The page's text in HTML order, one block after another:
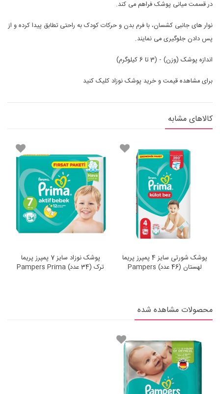
در قسمت میانی پوشک فراهم می کند.
نوار های جانبی کشسان، با فرم بدن و حرکات کودک به راحتی تطابق پیدا کرده و از
پس دادن جلوگیری می نمایند.
اندازه پوشک (وزن) ‑ (3 تا 6 کیلوگرم)
برای مشاهده قیمت وخرید پوشکنوزاد کلیک کنید
کالاهای مشابه
پوشک شورتی سایز 4 پمپرز پریما
لهستان (46 عدد) Pampers
پوشک نوزاد سایز 7 پمپرز پریما
ترک (34 عدد) Pampers Prima
محصولات مشاهده شده